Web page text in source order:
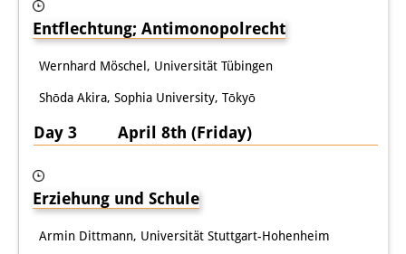
Entflechtung; Antimonopolrecht
Wernhard Möschel, Universität Tübingen
Shōda Akira, Sophia University, Tōkyō
Day 3 April 8th (Friday)
Erziehung und Schule
Armin Dittmann, Universität Stuttgart-Hohenheim